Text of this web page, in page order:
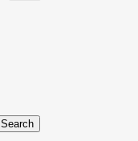
Search